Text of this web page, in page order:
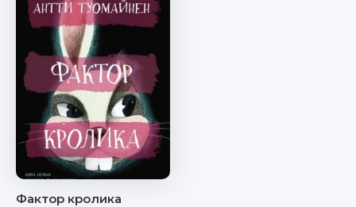
Фактор кролика